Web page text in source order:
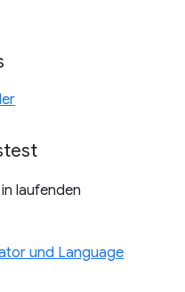
laufenden
und Language